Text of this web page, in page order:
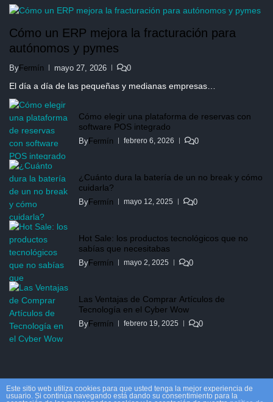
Cómo un ERP mejora la fracturación para
autónomos y pymes
ByFermín mayo 27, 2026 0
El día a día de las pequeñas y medianas empresas…
Cómo elegir una plataforma de reservas con
software POS integrado
ByFermín febrero 6, 2026 0
¿Cuánto dura la batería de un no break y cómo
cuidarla?
ByFermín mayo 12, 2025 0
Hot Sale: los productos tecnológicos que no
sabías que necesitabas
ByFermín mayo 2, 2025 0
Las Ventajas de Comprar Artículos de
Tecnología en el Cyber Wow
ByFermín febrero 19, 2025 0
Este sitio web utiliza cookies para que usted tenga la mejor experiencia de
usuario. Si continúa navegando está dando su consentimiento para la